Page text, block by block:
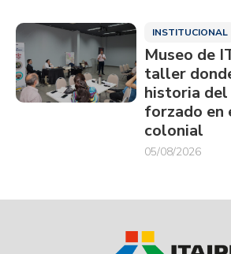
INSTITUCIONAL
Museo de
taller
historia
forzado en
colonial
05/08/2026